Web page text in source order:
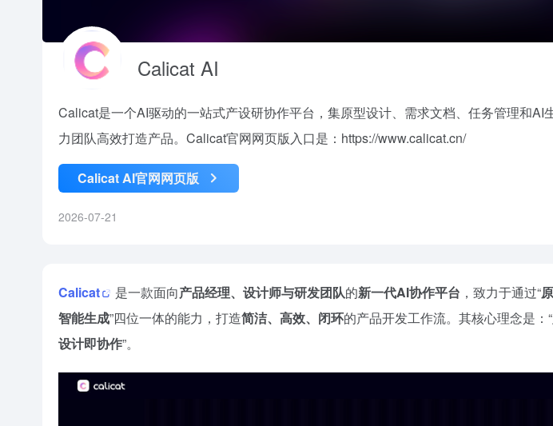
Calicat AI
Calicat是一个AI驱动的一站式产设研协作平台，集原型设计、需求文档、任务管理和AI
力团队高效打造产品。Calicat官网网页版入口是：https://www.calicat.cn/
Calicat AI官网网页版
2026-07-21
Calicat 是一款面向产品经理、设计师与研发团队的新一代AI协作平台 ，致力于通过“
智能生成”四位一体的能力，打造简洁、高效、闭环的产品开发工作流。其核心理念是：“
设计即协作”。